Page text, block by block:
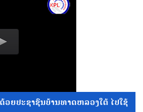
ຍປະຊາຊົນບ້ານທາດຫລວງໃຕ້ ໄປໃຊ້